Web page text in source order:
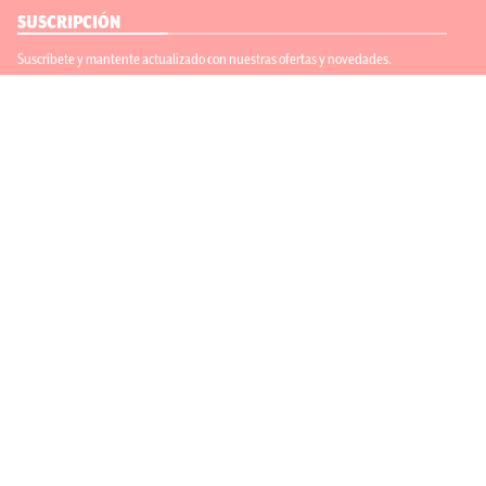
SUSCRIPCIÓN
Suscríbete y mantente actualizado con nuestras ofertas y novedades.